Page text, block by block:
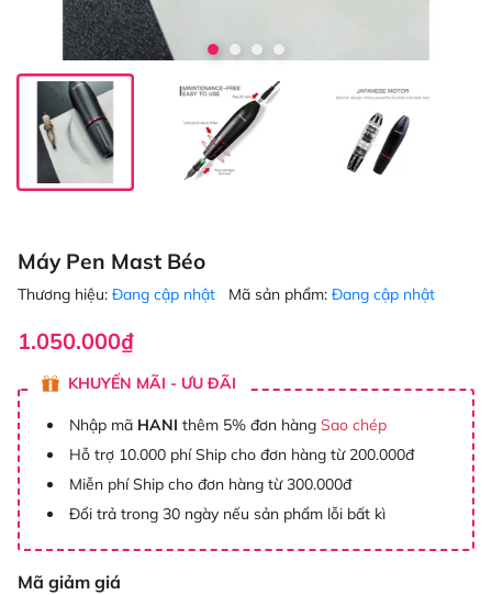
Máy Pen Mast Béo
Thương hiệu: Đang cập nhật Mã sản phẩm: Đang cập nhật
1.050.000₫
KHUYẾN MÃI - ƯU ĐÃI
Nhập mã HANI thêm 5% đơn hàng Sao chép
Hỗ trợ 10.000 phí Ship cho đơn hàng từ 200.000đ
Miễn phí Ship cho đơn hàng từ 300.000đ
Đổi trả trong 30 ngày nếu sản phẩm lỗi bất kì
Mã giảm giá